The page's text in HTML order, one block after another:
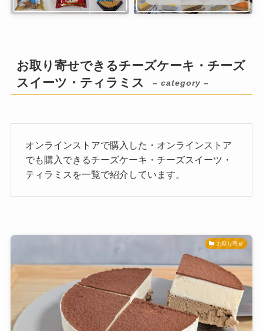
お取り寄せできるチーズケーキ・チーズ
スイーツ・ティラミス
– category –
オンラインストアで購入した・オンラインストア
でも購入できるチーズケーキ・チーズスイーツ・
ティラミスを一覧で紹介しています。
お取り寄せ